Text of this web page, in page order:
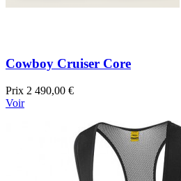
Cowboy Cruiser Core
Prix 2 490,00 €
Voir